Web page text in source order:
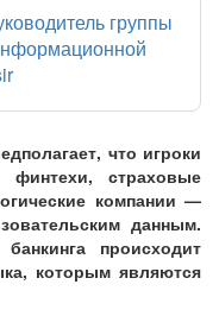
группы
что игроки
страховые
компании —
данным.
происходит
которым являются